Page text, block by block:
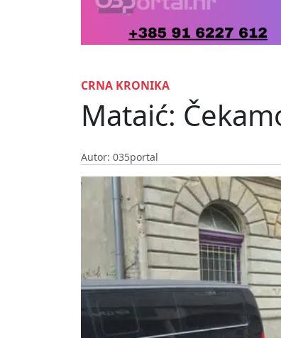
CRNA KRONIKA
Mataić:
Autor: 035portal